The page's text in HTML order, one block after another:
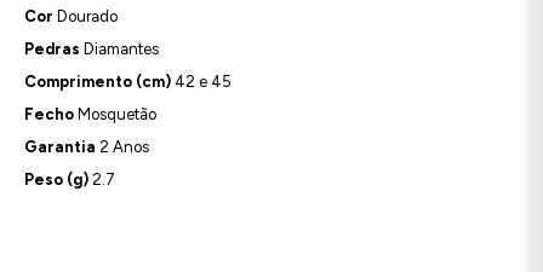
Cor Dourado
Pedras Diamantes
Comprimento (cm) 42 e 45
Fecho Mosquetão
Garantia 2 Anos
Peso (g) 2.7